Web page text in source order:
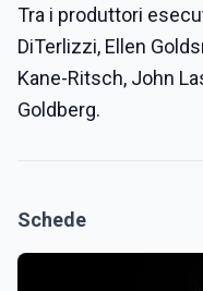
Tra i produttori
DiTerlizzi, Ellen
Kane-Ritsch, John
Goldberg.
Schede